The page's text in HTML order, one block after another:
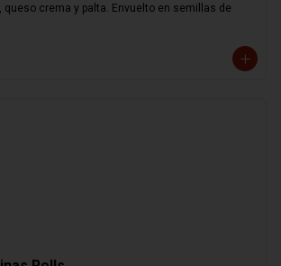
queso crema y palta. Envuelto en semillas de